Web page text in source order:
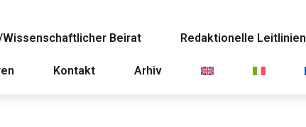
Wissenschaftlicher Beirat Redaktionelle Leitlinien
Kontakt Arhiv